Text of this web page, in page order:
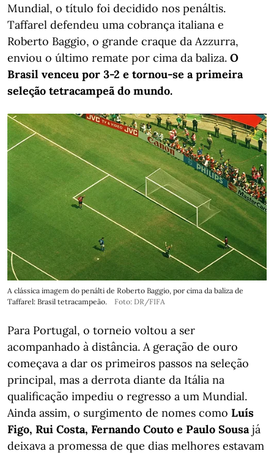
Mundial, o título foi decidido nos penáltis.
Taffarel defendeu uma cobrança italiana e
Roberto Baggio, o grande craque da Azzurra,
enviou o último remate por cima da baliza. O
Brasil venceu por 3-2 e tornou-se a primeira
seleção tetracampeã do mundo.
A clássica imagem do penálti de Roberto Baggio, por cima da baliza de
Taffarel: Brasil tetracampeão.
Foto: DR/FIFA
Para Portugal, o torneio voltou a ser
acompanhado à distância. A geração de ouro
começava a dar os primeiros passos na seleção
principal, mas a derrota diante da Itália na
qualificação impediu o regresso a um Mundial.
Ainda assim, o surgimento de nomes como Luís
Figo, Rui Costa, Fernando Couto e Paulo Sousajá
deixava a promessa de que dias melhores estavam